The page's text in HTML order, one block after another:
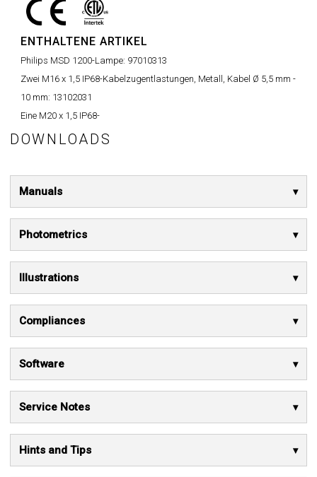
ENTHALTENE ARTIKEL
Philips MSD 1200-Lampe: 97010313
Zwei M16 x 1,5 IP68-Kabelzugentlastungen, Metall, Kabel Ø 5,5 mm -
10 mm: 13102031
Eine M20 x 1,5 IP68-
DOWNLOADS
Manuals
Photometrics
Illustrations
Compliances
Software
Service Notes
Hints and Tips